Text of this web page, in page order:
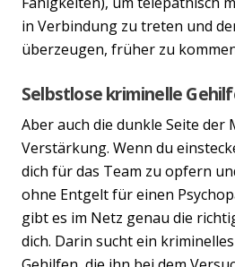
in Verbindung zu treten und
überzeugen, früher zu
Selbstlose kriminelle
Aber auch die dunkle Seite der
Verstärkung. Wenn du
dich für das Team zu opfern
ohne Entgelt für einen
gibt es im Netz genau die
dich. Darin sucht ein